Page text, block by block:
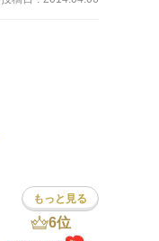
もっと見る
6位